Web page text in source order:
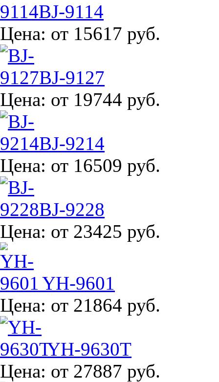
BJ-9114
Цена: от 15617 руб.
BJ-9127
Цена: от 19744 руб.
BJ-9214
Цена: от 16509 руб.
BJ-9228
Цена: от 23425 руб.
YH-9601
Цена: от 21864 руб.
YH-9630T
Цена: от 27887 руб.